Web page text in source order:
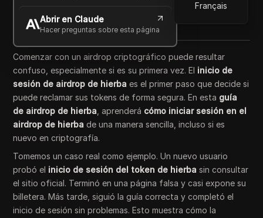
Français
Abrir en Claude
Hacer preguntas sobre esta página
Copy Link
Comenzar con un airdrop criptográfico puede resultar
confuso, especialmente si es su primera vez. El inicio de
sesión de airdrop de hierba es el primer paso que decide si
puede reclamar sus tokens de forma segura. En esta guía
de airdrop de hierba , aprenderá cómo iniciar sesión en el
airdrop de hierba de una manera sencilla, incluso si es
nuevo en criptografía.
Tomemos un caso real como ejemplo. Un nuevo usuario
probó el inicio de sesión del token de hierba sin consultar
el sitio oficial. Terminó en una página falsa y casi expone su
billetera. Más tarde, siguió la guía correcta y completó el
inicio de sesión sin problemas. Esto muestra cómo la